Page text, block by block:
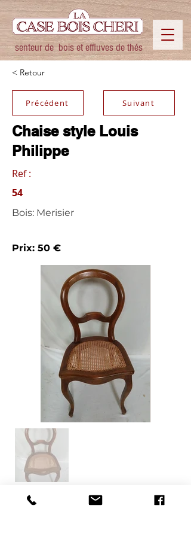
senteur de bois et effluves de thés
< Retour
Précédent Suivant
Chaise style Louis
Philippe
Ref :
54
Bois: Merisier
Prix: 50 €